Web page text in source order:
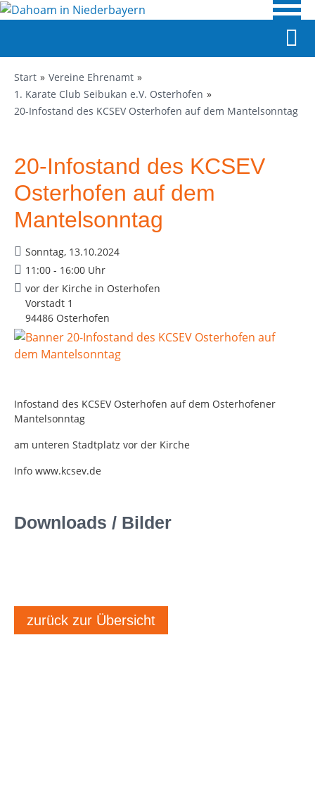
Start
Vereine Ehrenamt
1. Karate Club Seibukan e.V. Osterhofen
20-Infostand des KCSEV Osterhofen auf dem Mantelsonntag
20-Infostand des KCSEV
Osterhofen auf dem
Mantelsonntag
Sonntag, 13.10.2024
11:00 - 16:00 Uhr
vor der Kirche in Osterhofen
Vorstadt 1
94486 Osterhofen
Infostand des KCSEV Osterhofen auf dem Osterhofener
Mantelsonntag
am unteren Stadtplatz vor der Kirche
Info www.kcsev.de
Downloads / Bilder
zurück zur Übersicht